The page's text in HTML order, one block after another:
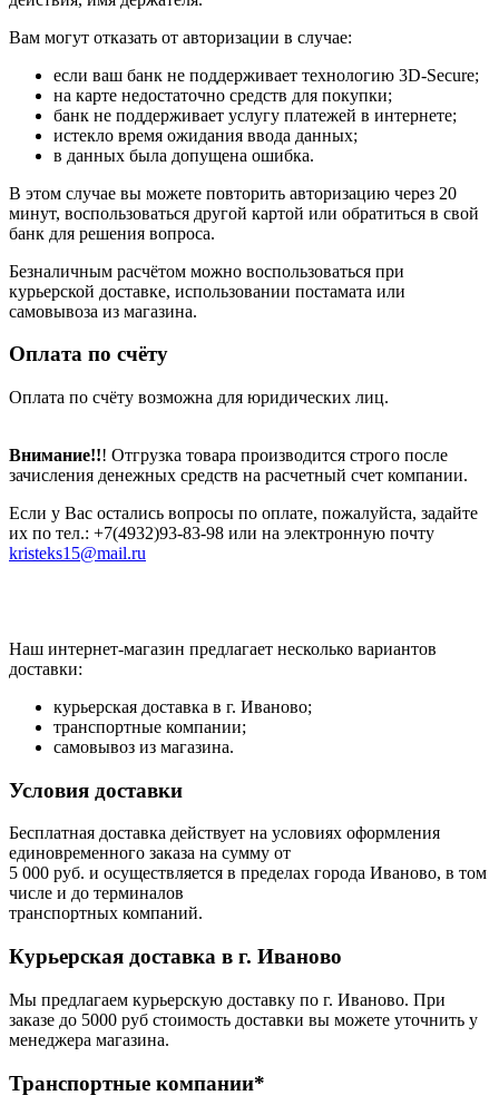
Вам могут отказать от авторизации в случае:
если ваш банк не поддерживает технологию 3D-Secure;
на карте недостаточно средств для покупки;
банк не поддерживает услугу платежей в интернете;
истекло время ожидания ввода данных;
в данных была допущена ошибка.
В этом случае вы можете повторить авторизацию через 20
минут, воспользоваться другой картой или обратиться в свой
банк для решения вопроса.
Безналичным расчётом можно воспользоваться при
курьерской доставке, использовании постамата или
самовывоза из магазина.
Оплата по счёту
Оплата по счёту возможна для юридических лиц.
Внимание!!! Отгрузка товара производится строго после
зачисления денежных средств на расчетный счет компании.
Если у Вас остались вопросы по оплате, пожалуйста, задайте
их по тел.: +7(4932)93-83-98 или на электронную почту
kristeks15@mail.ru
Наш интернет-магазин предлагает несколько вариантов
доставки:
курьерская доставка в г. Иваново;
транспортные компании;
самовывоз из магазина.
Условия доставки
Бесплатная доставка действует на условиях оформления
единовременного заказа на сумму от
5 000 руб. и осуществляется в пределах города Иваново, в том
числе и до терминалов
транспортных компаний.
Курьерская доставка в г. Иваново
Мы предлагаем курьерскую доставку по г. Иваново. При
заказе до 5000 руб стоимость доставки вы можете уточнить у
менеджера магазина.
Транспортные компании*